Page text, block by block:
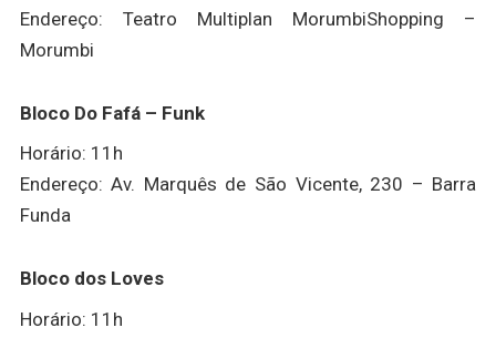
Endereço: Teatro Multiplan MorumbiShopping –
Morumbi
Bloco Do Fafá – Funk
Horário: 11h
Endereço: Av. Marquês de São Vicente, 230 – Barra
Funda
Bloco dos Loves
Horário: 11h